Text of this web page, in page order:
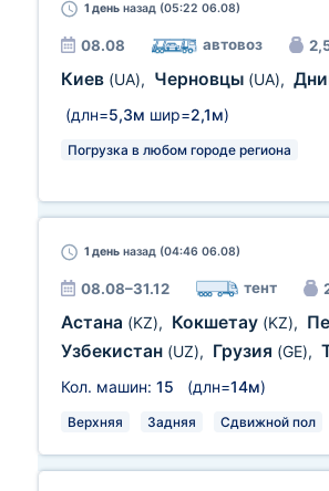
1 день назад (05:22 06.08)
08.08 автовоз
Киев (UA), Черновцы (UA),
(длн=5,3м шир=2,1м)
Погрузка в любом городе региона
1 день назад (04:46 06.08)
08.08–31.12 тент
Астана (KZ), Кокшетау (KZ),
Узбекистан (UZ), Грузия (GE),
Кол. машин: 15 (длн=14м)
Верхняя Задняя Сдвижной пол